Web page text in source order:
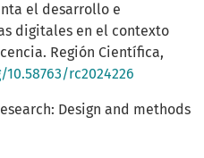
el desarrollo e
digitales en el contexto
Región Científica,
rc2024226
Design and methods